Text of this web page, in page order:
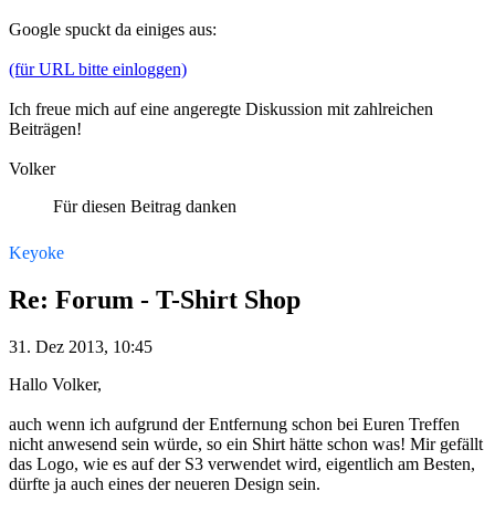
Google spuckt da einiges aus:
(für URL bitte einloggen)
Ich freue mich auf eine angeregte Diskussion mit zahlreichen
Beiträgen!
Volker
Für diesen Beitrag danken
Keyoke
Re: Forum - T-Shirt Shop
31. Dez 2013, 10:45
Hallo Volker,
auch wenn ich aufgrund der Entfernung schon bei Euren Treffen
nicht anwesend sein würde, so ein Shirt hätte schon was! Mir gefällt
das Logo, wie es auf der S3 verwendet wird, eigentlich am Besten,
dürfte ja auch eines der neueren Design sein.